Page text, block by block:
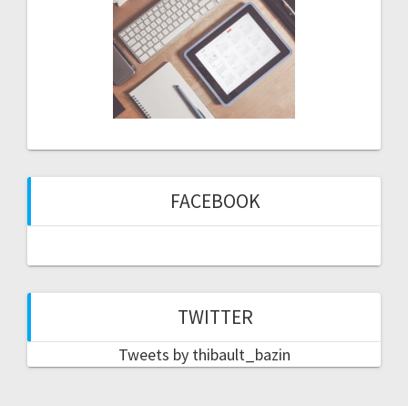
FACEBOOK
TWITTER
Tweets by thibault_bazin